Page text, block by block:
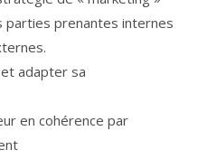
parties prenantes internes
adapter sa
en cohérence par